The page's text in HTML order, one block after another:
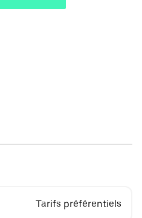
Tarifs préférentiels